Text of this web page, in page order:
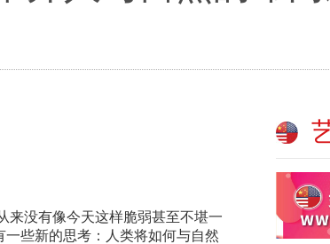
没有像今天这样脆弱甚至不堪一
些新的思考：人类将如何与自然